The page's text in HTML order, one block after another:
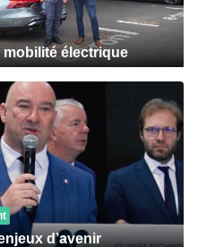
électrique
d’avenir